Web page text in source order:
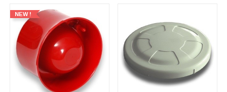
NEW !